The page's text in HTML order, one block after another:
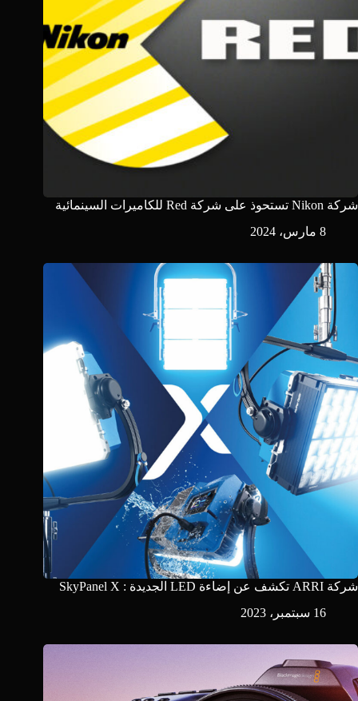
شركة Nikon تستحوذ على شركة Red للكاميرات السينمائية
8 مارس، 2024
شركة ARRI تكشف عن إضاءة LED الجديدة : SkyPanel X
16 سبتمبر، 2023